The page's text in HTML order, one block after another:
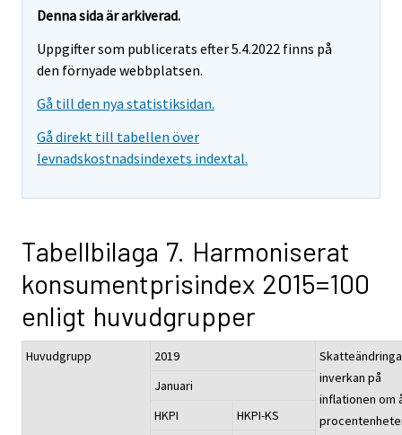
Denna sida är arkiverad.
Uppgifter som publicerats efter 5.4.2022 finns på
den förnyade webbplatsen.
Gå till den nya statistiksidan.
Gå direkt till tabellen över
levnadskostnadsindexets indextal.
Tabellbilaga 7. Harmoniserat
konsumentprisindex 2015=100
enligt huvudgrupper
Huvudgrupp 2019
inverkan på
inflationen om
Januari
HKPI
HKPI-KS